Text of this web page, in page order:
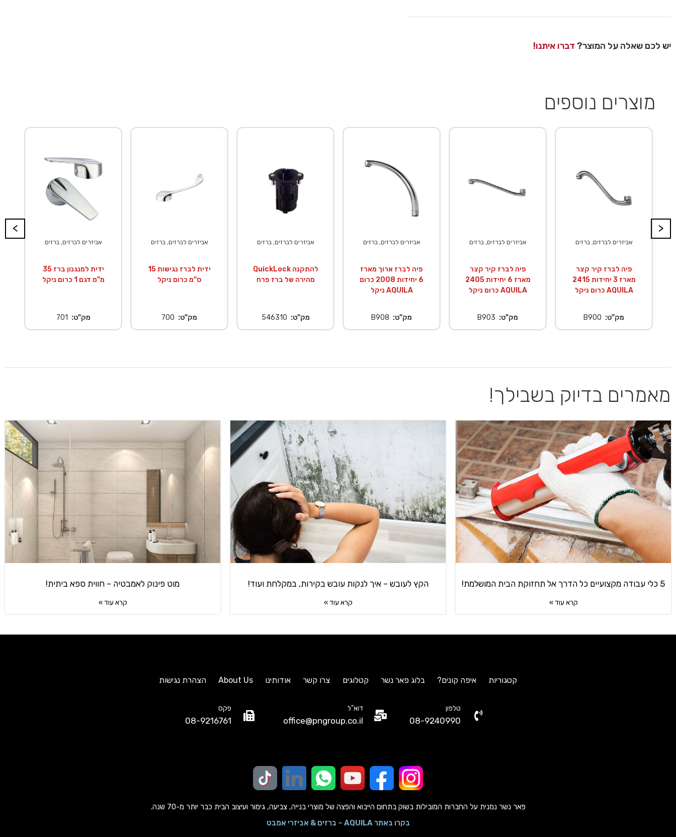
יש לכם שאלה על המוצר? דברו איתנו!
מוצרים נוספים
>
אביזרים לברזים, ברזים
פיה לברז קיר קצר
מארז 3 יחידות 2415
כרום ניקל AQUILA
מק"ט: B900
אביזרים לברזים, ברזים
פיה לברז קיר קצר
מארז 6 יחידות 2405
כרום ניקל AQUILA
מק"ט: B903
אביזרים לברזים, ברזים
פיה לברז ארוך מארז
6 יחידות 2008 כרום
ניקל AQUILA
מק"ט: B908
אביזרים לברזים, ברזים
QuickLock להתקנה
מהירה של ברז פרח
מק"ט: 546310
אביזרים לברזים, ברזים
ידית לברז נגישות 15
ס"מ כרום ניקל
מק"ט: 700
אביזרים לברזים, ברזים
ידית למנגנון ברז 35
מ"מ דגם 1 כרום ניקל
מק"ט: 701
<
מאמרים בדיוק בשבילך!
5 כלי עבודה מקצועיים כל הדרך אל תחזוקת הבית המושלמת!
קרא עוד »
הקץ לעובש – איך לנקות עובש בקירות, במקלחת ועוד!
קרא עוד »
מוט פינוק לאמבטיה – חווית ספא ביתית!
קרא עוד »
קטגוריות איפה קונים? בלוג פאר נשר קטלוגים צרו קשר אודותינו About Us הצהרת נגישות
טלפון
08-9240990
דוא"ל
office@pngroup.co.il
פקס
08-9216761
פאר נשר נמנית על החברות המובילות בשוק בתחום הייבוא והפצה של מוצרי בנייה, צביעה, גימור ועיצוב הבית כבר יותר מ-70 שנה.
בקרו באתר AQUILA – ברזים & אביזרי אמבט